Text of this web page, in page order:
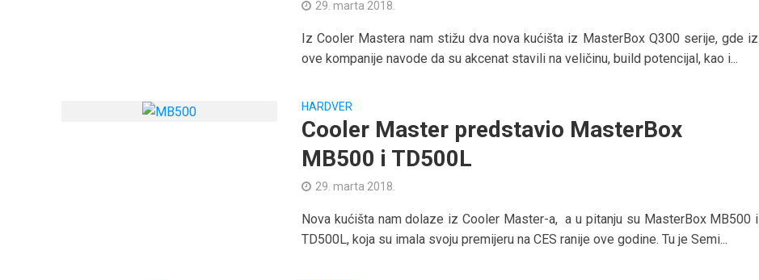
29. marta 2018.
Iz Cooler Mastera nam stižu dva nova kućišta iz MasterBox Q300 serije, gde iz
ove kompanije navode da su akcenat stavili na veličinu, build potencijal, kao i...
HARDVER
Cooler Master predstavio MasterBox
MB500 i TD500L
29. marta 2018.
Nova kućišta nam dolaze iz Cooler Master-a, a u pitanju su MasterBox MB500 i
TD500L, koja su imala svoju premijeru na CES ranije ove godine. Tu je Semi...